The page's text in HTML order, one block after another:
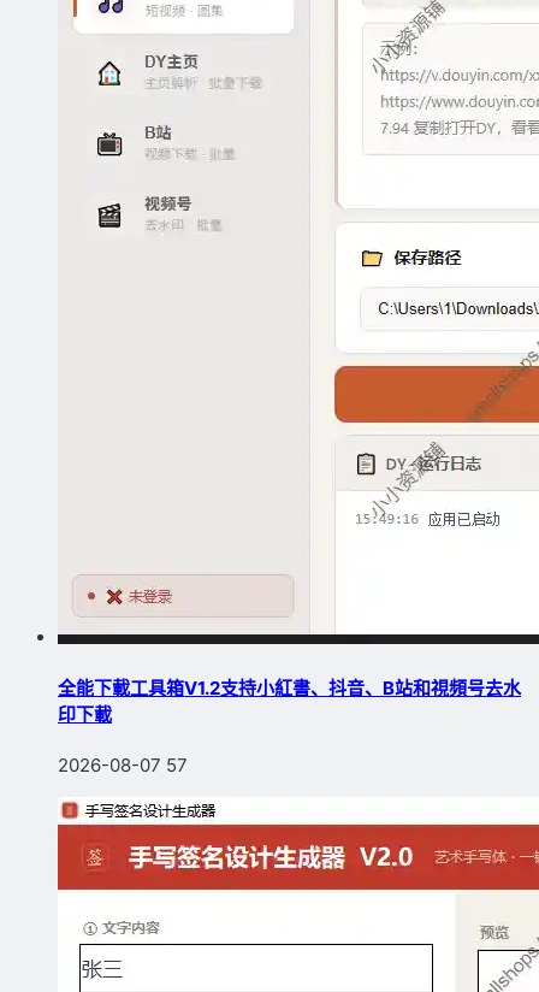
全能下載工具箱V1.2支持小紅書、抖音、B站和視頻号去水
印下載
2026-08-07 57